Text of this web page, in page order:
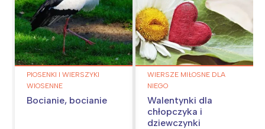
PIOSENKI I WIERSZYKI
WIOSENNE
Bocianie, bocianie
WIERSZE MIŁOSNE DLA
NIEGO
Walentynki dla
chłopczyka i
dziewczynki